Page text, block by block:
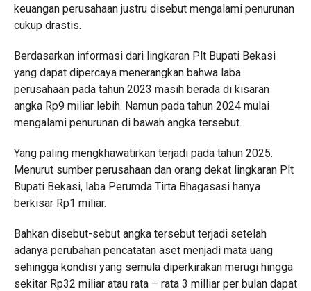
keuangan perusahaan justru disebut mengalami penurunan
cukup drastis.
Berdasarkan informasi dari lingkaran Plt Bupati Bekasi
yang dapat dipercaya menerangkan bahwa laba
perusahaan pada tahun 2023 masih berada di kisaran
angka Rp9 miliar lebih. Namun pada tahun 2024 mulai
mengalami penurunan di bawah angka tersebut.
Yang paling mengkhawatirkan terjadi pada tahun 2025.
Menurut sumber perusahaan dan orang dekat lingkaran Plt
Bupati Bekasi, laba Perumda Tirta Bhagasasi hanya
berkisar Rp1 miliar.
Bahkan disebut-sebut angka tersebut terjadi setelah
adanya perubahan pencatatan aset menjadi mata uang
sehingga kondisi yang semula diperkirakan merugi hingga
sekitar Rp32 miliar atau rata – rata 3 milliar per bulan dapat